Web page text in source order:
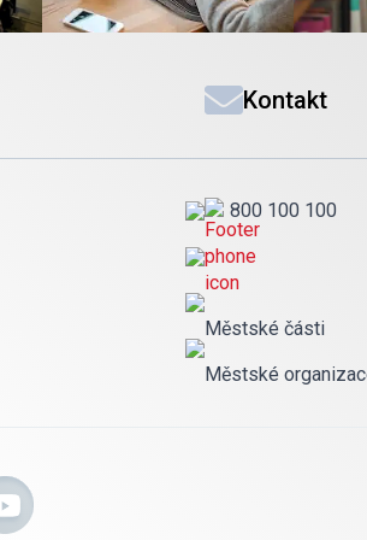
Kontakt
800 100 100
Městské části
Městské